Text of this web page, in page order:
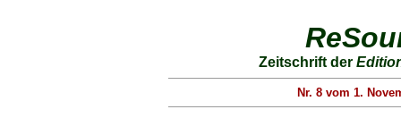
Zeitschrift der
Nr. 8 vom 1.